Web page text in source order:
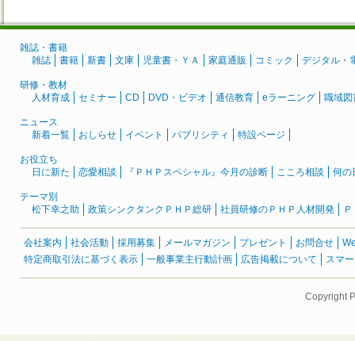
雑誌・書籍
雑誌
書籍 新書 文庫 児童書・ＹＡ 家庭通販 コミック デジタル・
研修・教材
人材育成
セミナー CD DVD・ビデオ 通信教育 eラーニング 職域図
ニュース
新着一覧
おしらせ イベント パブリシティ 特設ページ
お役立ち
日に新た
恋愛相談 『ＰＨＰスペシャル』今月の診断 こころ相談 何の
テーマ別
松下幸之助
政策シンクタンクＰＨＰ総研 社員研修のＰＨＰ人材開発
会社案内 社会活動 採用募集 メールマガジン プレゼント お問合せ
特定商取引法に基づく表示
一般事業主行動計画 広告掲載について スマ
Copyright